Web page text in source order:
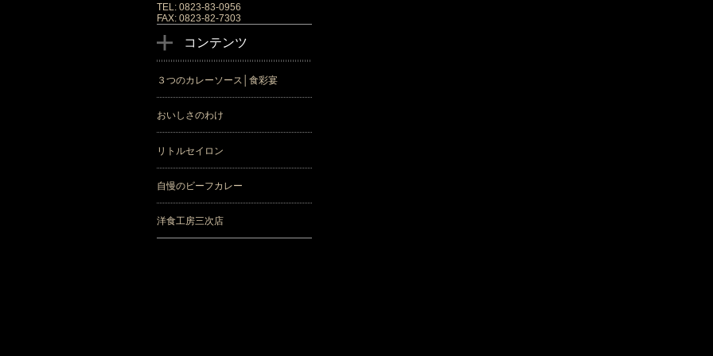
TEL: 0823-83-0956
FAX: 0823-82-7303
コンテンツ
３つのカレーソース│食彩宴
おいしさのわけ
リトルセイロン
自慢のビーフカレー
洋食工房三次店